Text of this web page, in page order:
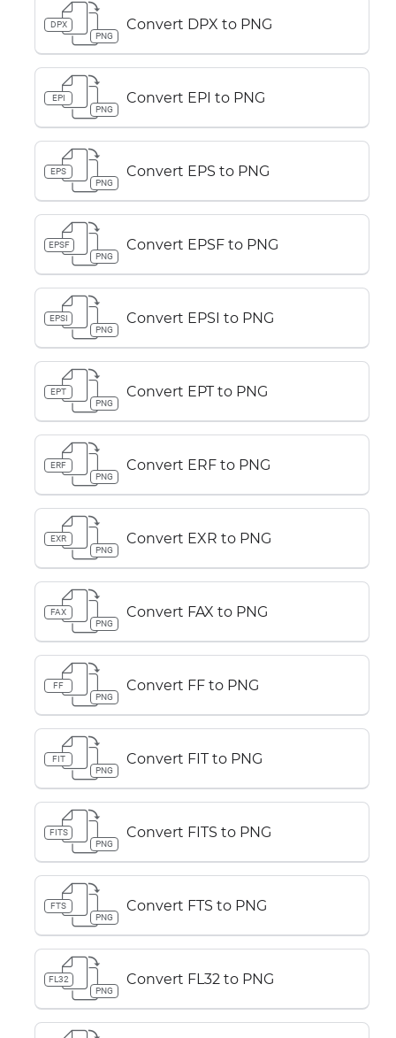
DPX
PNG
Convert DPX to PNG
EPI
PNG
Convert EPI to PNG
EPS
PNG
Convert EPS to PNG
EPSF
PNG
Convert EPSF to PNG
EPSI
PNG
Convert EPSI to PNG
EPT
PNG
Convert EPT to PNG
ERF
PNG
Convert ERF to PNG
EXR
PNG
Convert EXR to PNG
FAX
PNG
Convert FAX to PNG
FF
PNG
Convert FF to PNG
FIT
PNG
Convert FIT to PNG
FITS
PNG
Convert FITS to PNG
FTS
PNG
Convert FTS to PNG
FL32
PNG
Convert FL32 to PNG